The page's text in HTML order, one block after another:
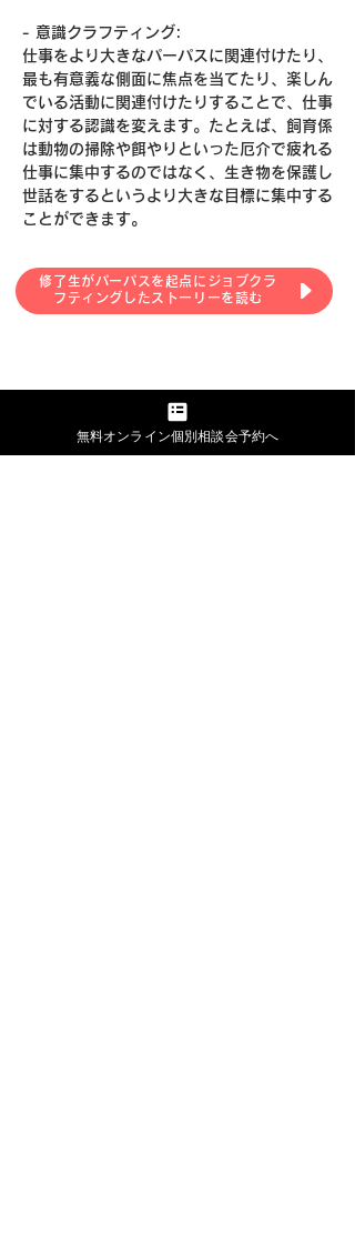
- 意識クラフティング:
仕事をより大きなパーパスに関連付けたり、
最も有意義な側面に焦点を当てたり、楽しん
でいる活動に関連付けたりすることで、仕事
に対する認識を変えます。たとえば、飼育係
は動物の掃除や餌やりといった厄介で疲れる
仕事に集中するのではなく、生き物を保護し
世話をするというより大きな目標に集中する
ことができます。
修了生がパーパスを起点にジョブクラ
フティングしたストーリーを読む
無料オンライン個別相談会予約へ